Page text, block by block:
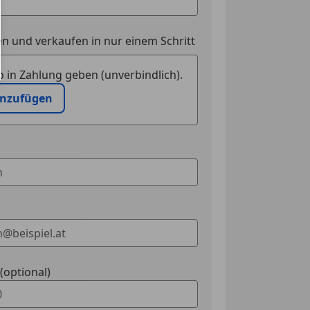
und verkaufen in nur einem Schritt
in Zahlung geben (unverbindlich).